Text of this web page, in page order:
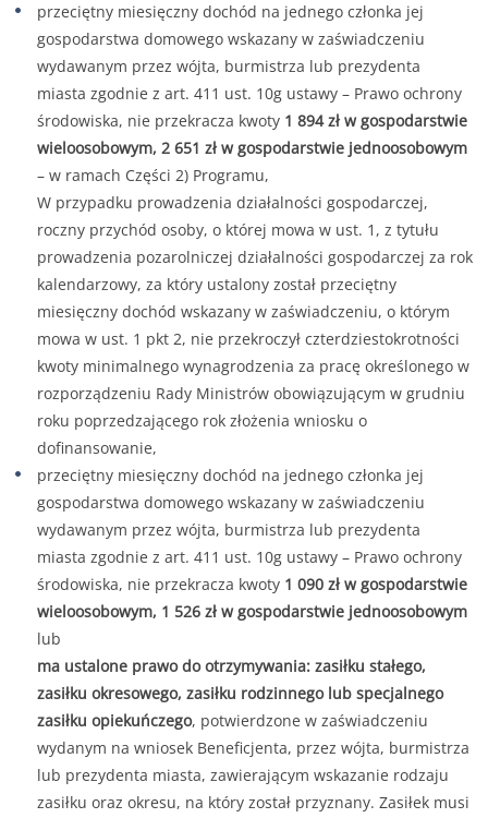
przeciętny miesięczny dochód na jednego członka jej
gospodarstwa domowego wskazany w zaświadczeniu
wydawanym przez wójta, burmistrza lub prezydenta
miasta zgodnie z art. 411 ust. 10g ustawy – Prawo ochrony
środowiska, nie przekracza kwoty 1 894 zł w gospodarstwie
wieloosobowym, 2 651 zł w gospodarstwie jednoosobowym
– w ramach Części 2) Programu,
W przypadku prowadzenia działalności gospodarczej,
roczny przychód osoby, o której mowa w ust. 1, z tytułu
prowadzenia pozarolniczej działalności gospodarczej za rok
kalendarzowy, za który ustalony został przeciętny
miesięczny dochód wskazany w zaświadczeniu, o którym
mowa w ust. 1 pkt 2, nie przekroczył czterdziestokrotności
kwoty minimalnego wynagrodzenia za pracę określonego w
rozporządzeniu Rady Ministrów obowiązującym w grudniu
roku poprzedzającego rok złożenia wniosku o
dofinansowanie,
przeciętny miesięczny dochód na jednego członka jej
gospodarstwa domowego wskazany w zaświadczeniu
wydawanym przez wójta, burmistrza lub prezydenta
miasta zgodnie z art. 411 ust. 10g ustawy – Prawo ochrony
środowiska, nie przekracza kwoty 1 090 zł w gospodarstwie
wieloosobowym, 1 526 zł w gospodarstwie jednoosobowym
lub
ma ustalone prawo do otrzymywania: zasiłku stałego,
zasiłku okresowego, zasiłku rodzinnego lub specjalnego
zasiłku opiekuńczego, potwierdzone w zaświadczeniu
wydanym na wniosek Beneficjenta, przez wójta, burmistrza
lub prezydenta miasta, zawierającym wskazanie rodzaju
zasiłku oraz okresu, na który został przyznany. Zasiłek musi